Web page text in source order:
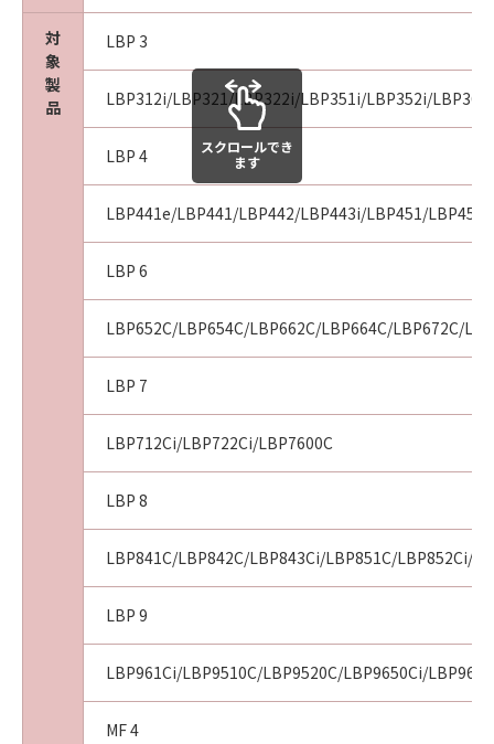
対
象
製
品
LBP 3
LBP312i/LBP321/LBP322i/LBP351i/LBP352i/
LBP 4
LBP441e/LBP441/LBP442/LBP443i/LBP451/
LBP 6
LBP652C/LBP654C/LBP662C/LBP664C/LBP672C/
LBP 7
LBP712Ci/LBP722Ci/LBP7600C
LBP 8
LBP841C/LBP842C/LBP843Ci/LBP851C/LBP852Ci/
LBP 9
LBP961Ci/LBP9510C/LBP9520C/LBP9650Ci/
MF 4
スクロールでき
ます